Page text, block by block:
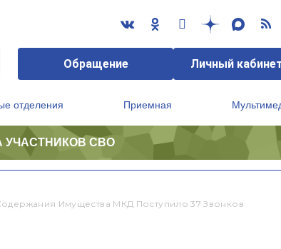
Обращение Личный
отделения Приемная
УЧАСТНИКОВ СВО
Имущества МКД Поступило 37 Звонков